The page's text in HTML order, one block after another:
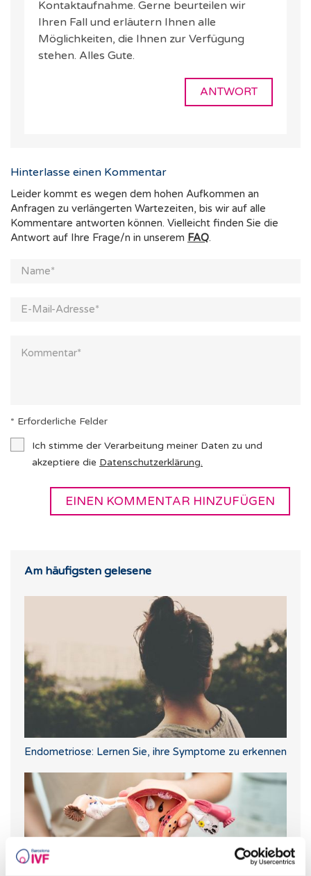
Kontaktaufnahme. Gerne beurteilen wir
Ihren Fall und erläutern Ihnen alle
Möglichkeiten, die Ihnen zur Verfügung
stehen. Alles Gute.
ANTWORT
Hinterlasse einen Kommentar
Leider kommt es wegen dem hohen Aufkommen an
Anfragen zu verlängerten Wartezeiten, bis wir auf alle
Kommentare antworten können. Vielleicht finden Sie die
Antwort auf Ihre Frage/n in unserem FAQ.
* Erforderliche Felder
Ich stimme der Verarbeitung meiner Daten zu und
akzeptiere die Datenschutzerklärung.
Am häufigsten gelesene
Endometriose: Lernen Sie, ihre Symptome zu erkennen